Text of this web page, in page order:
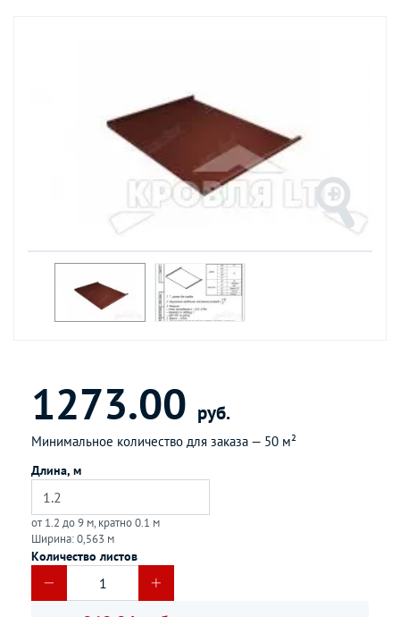
1273.00 руб.
Минимальное количество для заказа — 50 м²
Длина, м
от 1.2 до 9 м, кратно 0.1 м
Ширина: 0,563 м
Количество листов